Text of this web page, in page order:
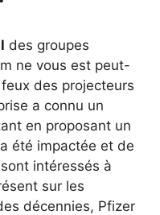
des groupes
ne vous est peut-
des projecteurs
a connu un
en proposant un
été impactée et de
intéressés à
sur les
décennies, Pfizer